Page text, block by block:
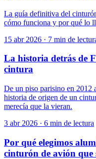
La guía definitiva del
cómo funciona y por qué lo
15 abr 2026 · 7 min de
La historia detrás de
cintura
De un piso parisino en
historia de origen de un
merecía que la vieran.
3 abr 2026 · 6 min de lectura
Por qué elegimos
cinturón de avión que